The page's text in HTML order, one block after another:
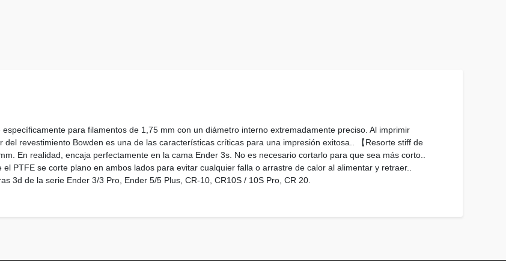
específicamente para filamentos de 1,75 mm con un diámetro interno extremadamente preciso. Al imprimir
revestimiento Bowden es una de las características críticas para una impresión exitosa.. 【Resorte stiff de
En realidad, encaja perfectamente en la cama Ender 3s. No es necesario cortarlo para que sea más corto..
PTFE se corte plano en ambos lados para evitar cualquier falla o arrastre de calor al alimentar y retraer..
3d de la serie Ender 3/3 Pro, Ender 5/5 Plus, CR-10, CR10S / 10S Pro, CR 20.